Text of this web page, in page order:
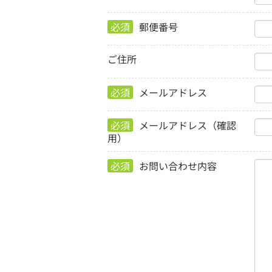
必須 郵便番号
ご住所
必須 メールアドレス
必須
メールアドレス（確認
用）
必須
お問い合わせ内容